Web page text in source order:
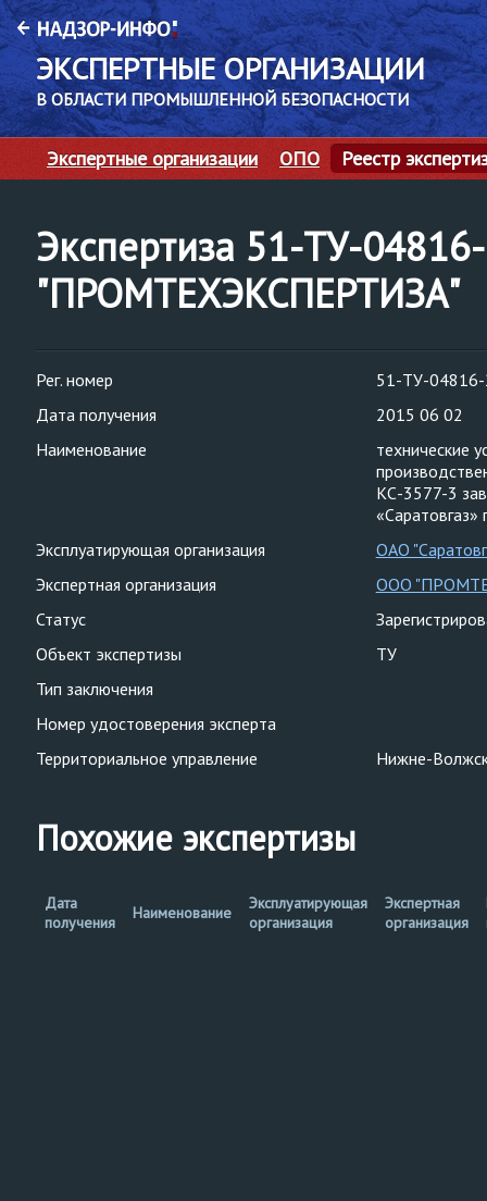
ЭКСПЕРТНЫЕ ОРГАНИЗАЦИИ
В ОБЛАСТИ ПРОМЫШЛЕННОЙ БЕЗОПАСНОСТИ
Экспертные организации ОПО Реестр
Экспертиза 51-ТУ-
"ПРОМТЕХЭКСПЕРТИЗА"
Рег. номер
51-ТУ-
Дата получения
2015 06 02
Наименование
технические
КС-3577-3
«Саратовгаз»
Эксплуатирующая организация
ОАО
Экспертная организация
ООО
Статус
Объект экспертизы
ТУ
Тип заключения
Номер удостоверения эксперта
Территориальное управление
Нижне-
Похожие экспертизы
Дата
получения
Наименование
Эксплуатирующая
организация
Экспертная
организация